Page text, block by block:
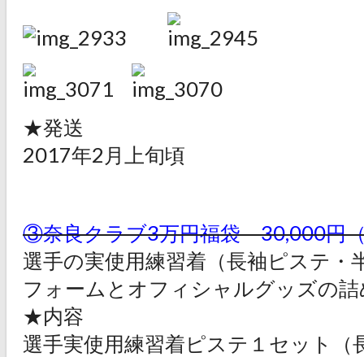
★発送
2017年2月上旬頃
③奈良クラブ3万円福袋 30,000円
選手の実使用練習着（長袖ピステ・
フォームとオフィシャルグッズの
★内容
選手実使用練習着ピステ１セット（